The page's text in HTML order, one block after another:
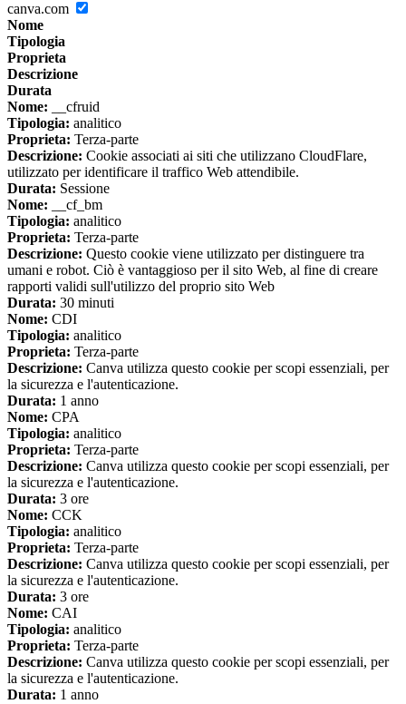
canva.com
Nome
Tipologia
Proprieta
Descrizione
Durata
Nome: __cfruid
Tipologia: analitico
Proprieta: Terza-parte
Descrizione: Cookie associati ai siti che utilizzano CloudFlare,
utilizzato per identificare il traffico Web attendibile.
Durata: Sessione
Nome: __cf_bm
Tipologia: analitico
Proprieta: Terza-parte
Descrizione: Questo cookie viene utilizzato per distinguere tra
umani e robot. Ciò è vantaggioso per il sito Web, al fine di creare
rapporti validi sull'utilizzo del proprio sito Web
Durata: 30 minuti
Nome: CDI
Tipologia: analitico
Proprieta: Terza-parte
Descrizione: Canva utilizza questo cookie per scopi essenziali, per
la sicurezza e l'autenticazione.
Durata: 1 anno
Nome: CPA
Tipologia: analitico
Proprieta: Terza-parte
Descrizione: Canva utilizza questo cookie per scopi essenziali, per
la sicurezza e l'autenticazione.
Durata: 3 ore
Nome: CCK
Tipologia: analitico
Proprieta: Terza-parte
Descrizione: Canva utilizza questo cookie per scopi essenziali, per
la sicurezza e l'autenticazione.
Durata: 3 ore
Nome: CAI
Tipologia: analitico
Proprieta: Terza-parte
Descrizione: Canva utilizza questo cookie per scopi essenziali, per
la sicurezza e l'autenticazione.
Durata: 1 anno